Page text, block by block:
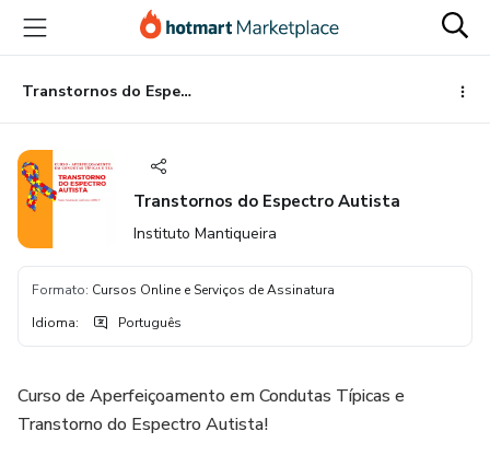
para
conteúdo
principal
para
pagamento
para
rodapé
Transtornos do Espectro Autista
Transtornos do Espectro Autista
Instituto Mantiqueira
Formato: Cursos Online e Serviços de Assinatura
Idioma: Português
Curso de Aperfeiçoamento em Condutas Típicas e
Transtorno do Espectro Autista!